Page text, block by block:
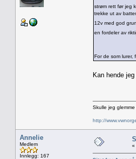
strøm rett før jeg
trekke ut av
12v med god
en fordeler av
For de som
Kan hende
Skulle jeg
http://
Annelie
Medlem
Innlegg: 167
«